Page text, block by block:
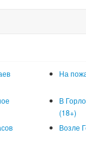
На
В
(18+)
Возле